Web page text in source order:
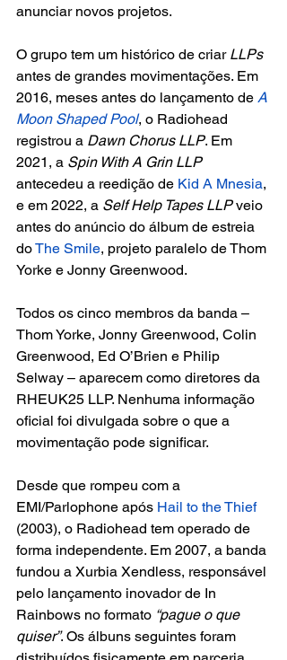
anunciar novos projetos.
O grupo tem um histórico de criar LLPs
antes de grandes movimentações. Em
2016, meses antes do lançamento de A
Moon Shaped Pool, o Radiohead
registrou a Dawn Chorus LLP. Em
2021, a Spin With A Grin LLP
antecedeu a reedição de Kid A Mnesia,
e em 2022, a Self Help Tapes LLP veio
antes do anúncio do álbum de estreia
do The Smile, projeto paralelo de Thom
Yorke e Jonny Greenwood.
Todos os cinco membros da banda –
Thom Yorke, Jonny Greenwood, Colin
Greenwood, Ed O’Brien e Philip
Selway – aparecem como diretores da
RHEUK25 LLP. Nenhuma informação
oficial foi divulgada sobre o que a
movimentação pode significar.
Desde que rompeu com a
EMI/Parlophone após Hail to the Thief
(2003), o Radiohead tem operado de
forma independente. Em 2007, a banda
fundou a Xurbia Xendless, responsável
pelo lançamento inovador de In
Rainbows no formato “pague o que
quiser”. Os álbuns seguintes foram